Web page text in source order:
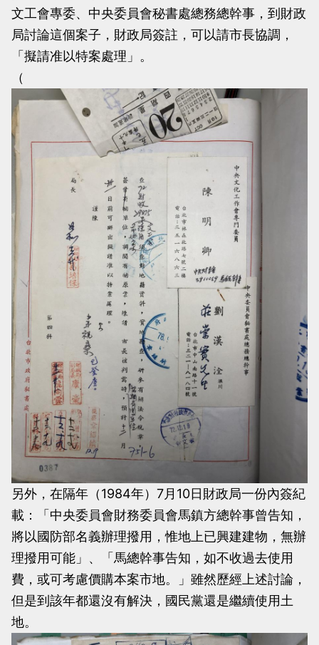
文工會專委、中央委員會秘書處總務總幹事，到財政
局討論這個案子，財政局簽註，可以請市長協調，
「擬請准以特案處理」。
（
另外，在隔年（1984年）7月10日財政局一份內簽紀
載：「中央委員會財務委員會馬鎮方總幹事曾告知，
將以國防部名義辦理撥用，惟地上已興建建物，無辦
理撥用可能」、「馬總幹事告知，如不收過去使用
費，或可考慮價購本案市地。」雖然歷經上述討論，
但是到該年都還沒有解決，國民黨還是繼續使用土
地。